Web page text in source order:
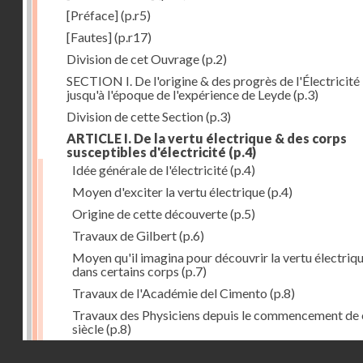
[Préface](p.r5)
[Fautes](p.r17)
Division de cet Ouvrage(p.2)
SECTION I. De l'origine & des progrès de l'Électricité
jusqu'à l'époque de l'expérience de Leyde(p.3)
Division de cette Section(p.3)
ARTICLE I. De la vertu électrique & des corps
susceptibles d'électricité (p.4)
Idée générale de l'électricité(p.4)
Moyen d'exciter la vertu électrique(p.4)
Origine de cette découverte(p.5)
Travaux de Gilbert(p.6)
Moyen qu'il imagina pour découvrir la vertu
dans certains corps (p.7)
Travaux de l'Académie del Cimento (p.8)
Travaux des Physiciens depuis le commencement de
siècle(p.8)